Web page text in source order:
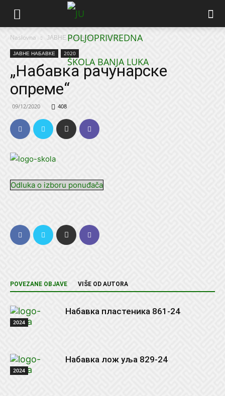
Naslovna ЈАВНЕ НАБАВКЕ 2020
ЈАВНЕ НАБАВКЕ 2020
„Набавка рачунарске
опреме“
09/12/2020 408
Odluka o izboru ponuđača
POVEZANE OBJAVE VIŠE OD AUTORA
2024
Набавка пластеника 861-24
2024
Набавка лож уља 829-24